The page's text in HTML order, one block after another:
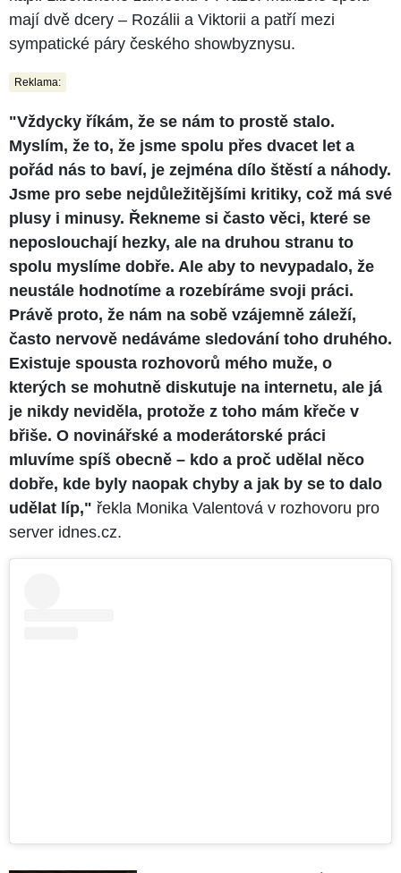
mají dvě dcery – Rozálii a Viktorii a patří mezi
sympatické páry českého showbyznysu.
Reklama:
"Vždycky říkám, že se nám to prostě stalo.
Myslím, že to, že jsme spolu přes dvacet let a
pořád nás to baví, je zejména dílo štěstí a náhody.
Jsme pro sebe nejdůležitějšími kritiky, což má své
plusy i minusy. Řekneme si často věci, které se
neposlouchají hezky, ale na druhou stranu to
spolu myslíme dobře. Ale aby to nevypadalo, že
neustále hodnotíme a rozebíráme svoji práci.
Právě proto, že nám na sobě vzájemně záleží,
často nervově nedáváme sledování toho druhého.
Existuje spousta rozhovorů mého muže, o
kterých se mohutně diskutuje na internetu, ale já
je nikdy neviděla, protože z toho mám křeče v
břiše. O novinářské a moderátorské práci
mluvíme spíš obecně – kdo a proč udělal něco
dobře, kde byly naopak chyby a jak by se to dalo
udělat líp," řekla Monika Valentová v rozhovoru pro
server idnes.cz.